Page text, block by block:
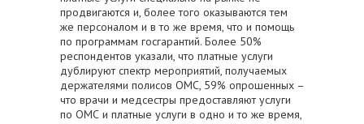
продвигаются и, более того оказываются тем
же персоналом и в то же время, что и помощь
по программам госгарантий. Более 50%
респондентов указали, что платные услуги
дублируют спектр мероприятий, получаемых
держателями полисов ОМС, 59% опрошенных –
что врачи и медсестры предоставляют услуги
по ОМС и платные услуги в одно и то же время,